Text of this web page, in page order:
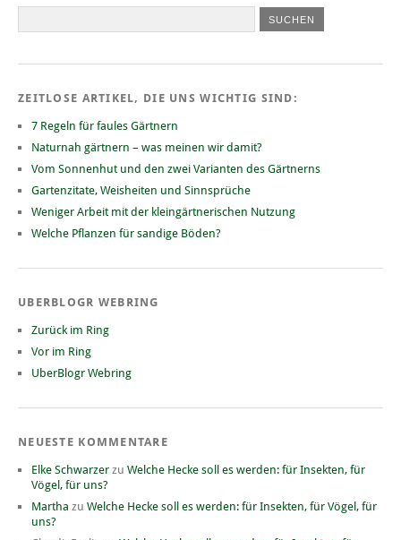
ZEITLOSE ARTIKEL, DIE UNS WICHTIG SIND:
7 Regeln für faules Gärtnern
Naturnah gärtnern – was meinen wir damit?
Vom Sonnenhut und den zwei Varianten des Gärtnerns
Gartenzitate, Weisheiten und Sinnsprüche
Weniger Arbeit mit der kleingärtnerischen Nutzung
Welche Pflanzen für sandige Böden?
UBERBLOGR WEBRING
Zurück im Ring
Vor im Ring
UberBlogr Webring
NEUESTE KOMMENTARE
Elke Schwarzer zu Welche Hecke soll es werden: für Insekten, für
Vögel, für uns?
Martha zu Welche Hecke soll es werden: für Insekten, für Vögel, für
uns?